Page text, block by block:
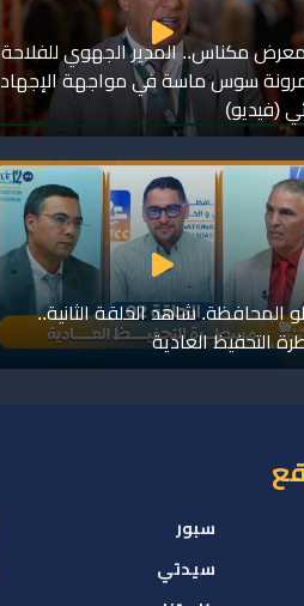
مكناس.. المدير الجهوي للفلاحة
مرونة سوس ماسة في مواجهة الإجهاد
(فيديو)
المحافظة. شاهد الحلقة الثانية..
التحفيظ العادية
سبور
سيدتي